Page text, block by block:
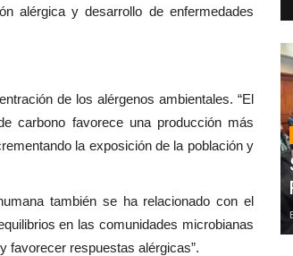
alérgica y desarrollo de enfermedades
de los alérgenos ambientales. “El
carbono favorece una producción más
la exposición de la población y
también se ha relacionado con el
en las comunidades microbianas
favorecer respuestas alérgicas”.